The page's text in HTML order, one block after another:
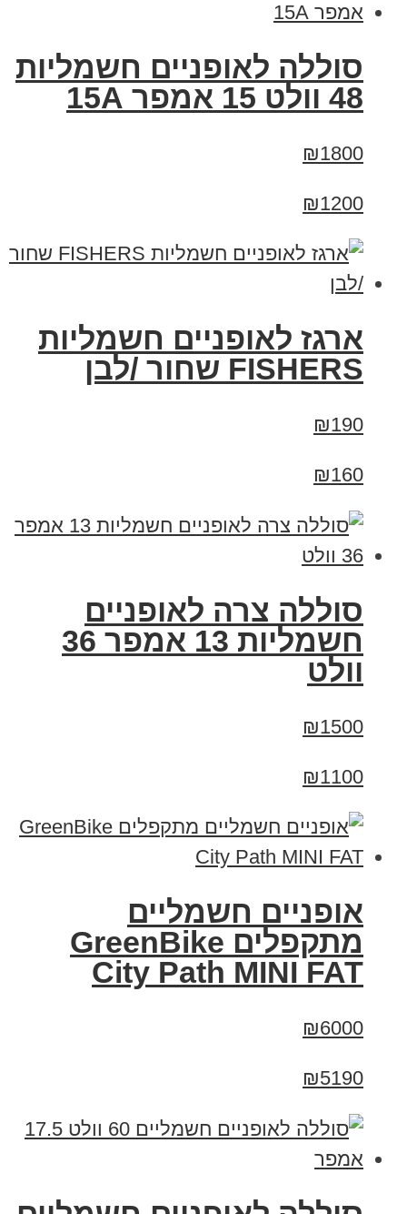
סוללה לאופניים חשמליות
48 וולט 15 אמפר 15A
₪1800
₪1200
ארגז לאופניים חשמליות
FISHERS שחור /לבן
₪190
₪160
סוללה צרה לאופניים
חשמליות 13 אמפר 36
וולט
₪1500
₪1100
אופניים חשמליים
‏מתקפלים GreenBike
City Path MINI FAT
₪6000
₪5190